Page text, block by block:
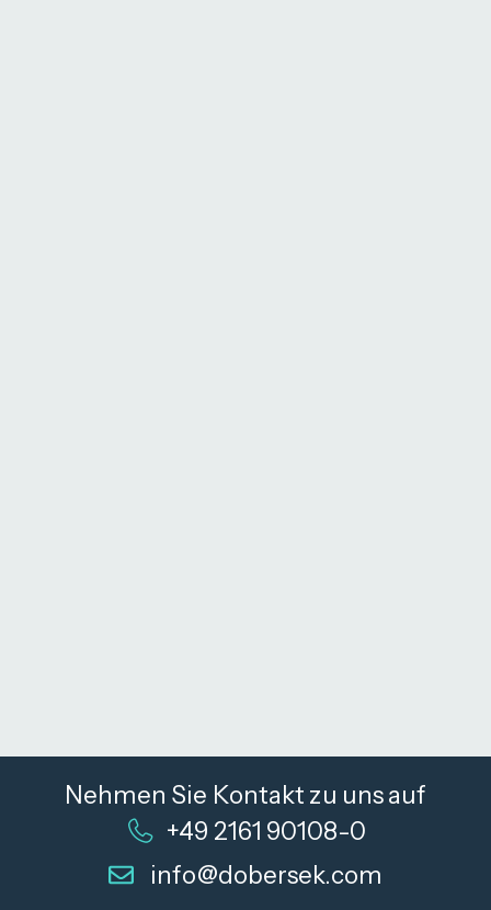
Nehmen Sie Kontakt zu uns auf
+49 2161 90108-0
info@dobersek.com